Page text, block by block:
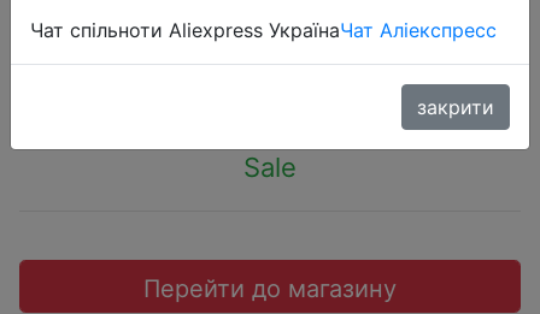
$4.22
Sale
Перейти до магазину
Чат спільноти Aliexpress УкраїнаЧат Аліекспресс
закрити